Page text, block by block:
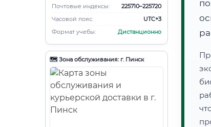
Почтовые индексы:
225710–225720
Часовой пояс:
UTC+3
Формат учебы:
Дистанционно
🗺️ Зона обслуживания: г. Пинск